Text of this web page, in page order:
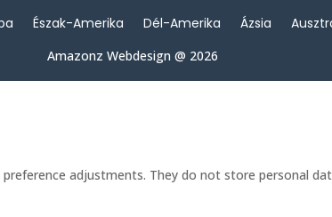
Észak-Amerika Dél-Amerika Ázsia
Amazonz Webdesign @ 2026
adjustments. They do not store personal